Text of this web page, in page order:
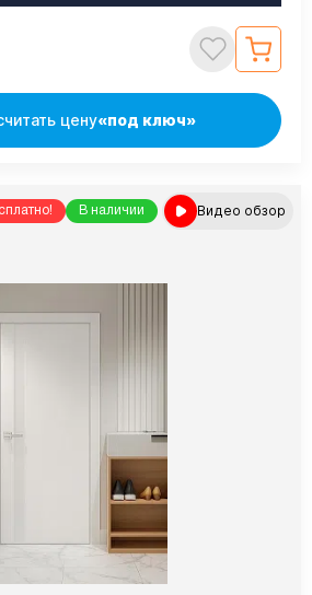
цену«под ключ»
В наличии Видео обзор